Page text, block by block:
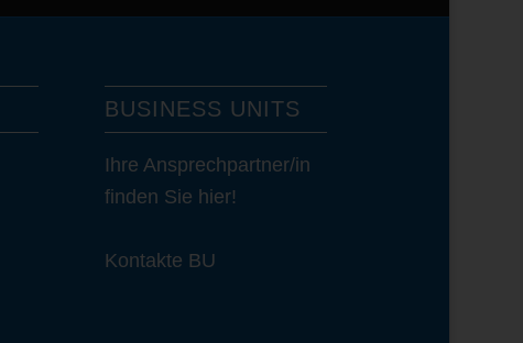
BUSINESS UNITS
Ihre Ansprechpartner/in
finden Sie hier!
Kontakte BU